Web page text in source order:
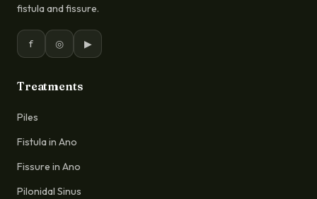
fistula and fissure.
f ◎ ▶
Treatments
Piles
Fistula in Ano
Fissure in Ano
Pilonidal Sinus